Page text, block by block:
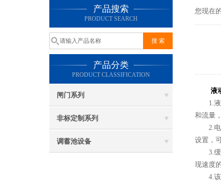
产品搜索
PRODUCT SEARCH
产品分类
PRODUCT CLASSIFICATION
闸门系列
非标定制系列
调蓄池设备
您现在
液
1.液压
和流量
2.电子
设置，
3.缓冲
现速度
4.该设